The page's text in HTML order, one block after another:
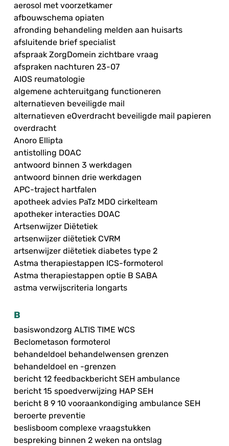
aerosol met voorzetkamer
afbouwschema opiaten
afronding behandeling melden aan huisarts
afsluitende brief specialist
afspraak ZorgDomein zichtbare vraag
afspraken nachturen 23-07
AIOS reumatologie
algemene achteruitgang functioneren
alternatieven beveiligde mail
alternatieven eOverdracht beveiligde mail papieren
overdracht
Anoro Ellipta
antistolling DOAC
antwoord binnen 3 werkdagen
antwoord binnen drie werkdagen
APC-traject hartfalen
apotheek advies PaTz MDO cirkelteam
apotheker interacties DOAC
Artsenwijzer Diëtetiek
artsenwijzer diëtetiek CVRM
artsenwijzer diëtetiek diabetes type 2
Astma therapiestappen ICS-formoterol
Astma therapiestappen optie B SABA
astma verwijscriteria longarts
B
basiswondzorg ALTIS TIME WCS
Beclometason formoterol
behandeldoel behandelwensen grenzen
behandeldoel en -grenzen
bericht 12 feedbackbericht SEH ambulance
bericht 15 spoedverwijzing HAP SEH
bericht 8 9 10 vooraankondiging ambulance SEH
beroerte preventie
beslisboom complexe vraagstukken
bespreking binnen 2 weken na ontslag